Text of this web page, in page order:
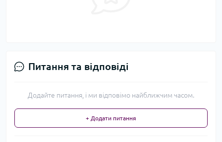
Питання та відповіді
Додайте питання, і ми відповімо найближчим часом.
+ Додати питання